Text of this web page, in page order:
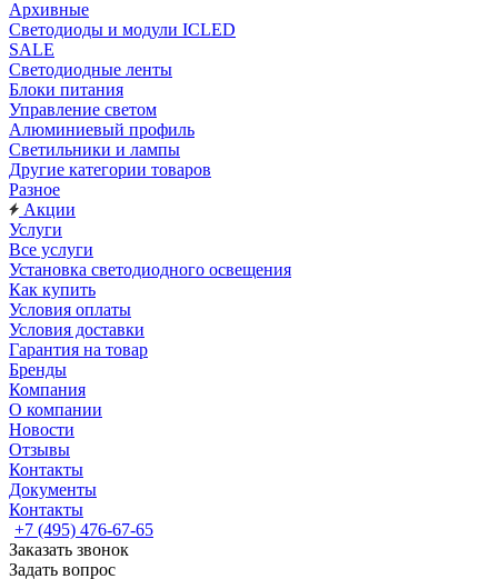
Архивные
Светодиоды и модули ICLED
SALE
Светодиодные ленты
Блоки питания
Управление светом
Алюминиевый профиль
Светильники и лампы
Другие категории товаров
Разное
Акции
Услуги
Все услуги
Установка светодиодного освещения
Как купить
Условия оплаты
Условия доставки
Гарантия на товар
Бренды
Компания
О компании
Новости
Отзывы
Контакты
Документы
Контакты
+7 (495) 476-67-65
Заказать звонок
Задать вопрос